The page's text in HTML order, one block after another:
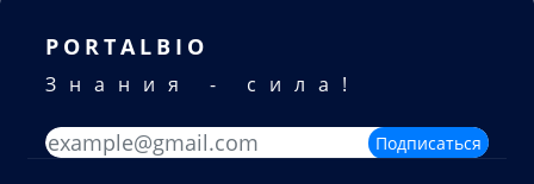
PORTALBIO
Знания - сила!
Подписаться